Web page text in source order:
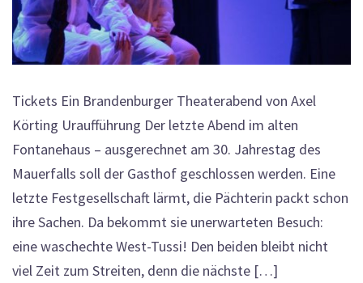
Tickets Ein Brandenburger Theaterabend von Axel
Körting Uraufführung Der letzte Abend im alten
Fontanehaus – ausgerechnet am 30. Jahrestag des
Mauerfalls soll der Gasthof geschlossen werden. Eine
letzte Festgesellschaft lärmt, die Pächterin packt schon
ihre Sachen. Da bekommt sie unerwarteten Besuch:
eine waschechte West-Tussi! Den beiden bleibt nicht
viel Zeit zum Streiten, denn die nächste […]